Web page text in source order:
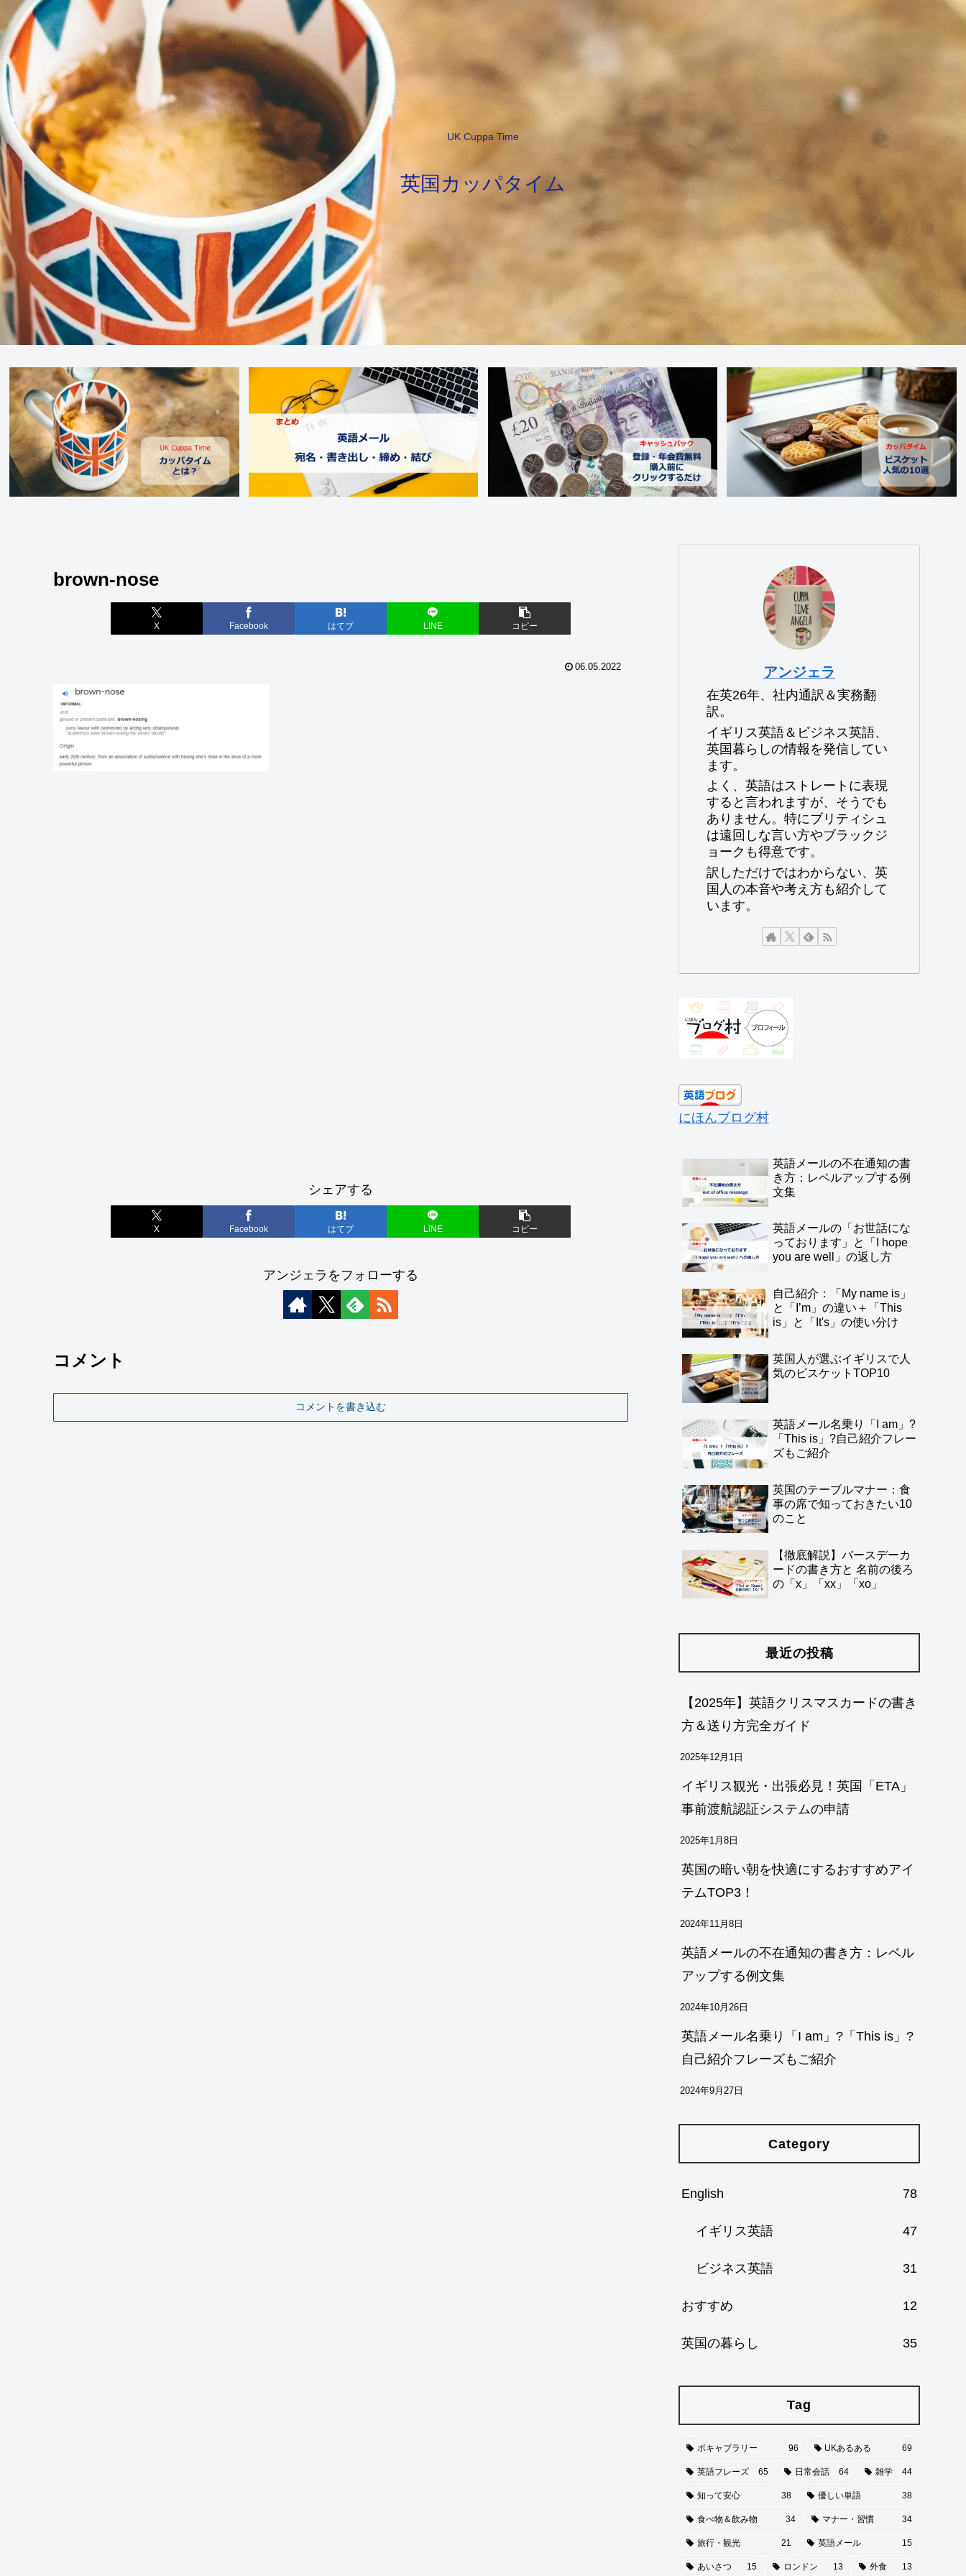
UK Cuppa Time
英国カッパタイム
brown-nose
X Facebook はてブ LINE コピー
06.05.2022
シェアする
X Facebook はてブ LINE コピー
アンジェラをフォローする
コメント
コメントを書き込む
アンジェラ
在英26年、社内通訳＆実務翻
訳。
イギリス英語＆ビジネス英語、
英国暮らしの情報を発信してい
ます。
よく、英語はストレートに表現
すると言われますが、そうでも
ありません。特にブリティシュ
は遠回しな言い方やブラックジ
ョークも得意です。
訳しただけではわからない、英
国人の本音や考え方も紹介して
います。
にほんブログ村
英語メールの不在通知の書
き方：レベルアップする例
文集
英語メールの「お世話にな
っております」と「I hope
you are well」の返し方
自己紹介：「My name is」
と「I’m」の違い＋「This
is」と「It's」の使い分け
英国人が選ぶイギリスで人
気のビスケットTOP10
英語メール名乗り「I am」?
「This is」?自己紹介フレー
ズもご紹介
英国のテーブルマナー：食
事の席で知っておきたい10
のこと
【徹底解説】バースデーカ
ードの書き方と 名前の後ろ
の「x」「xx」「xo」
最近の投稿
【2025年】英語クリスマスカードの書き
方＆送り方完全ガイド
2025年12月1日
イギリス観光・出張必見！英国「ETA」
事前渡航認証システムの申請
2025年1月8日
英国の暗い朝を快適にするおすすめアイ
テムTOP3！
2024年11月8日
英語メールの不在通知の書き方：レベル
アップする例文集
2024年10月26日
英語メール名乗り「I am」?「This is」?
自己紹介フレーズもご紹介
2024年9月27日
Category
English 78
イギリス英語 47
ビジネス英語 31
おすすめ 12
英国の暮らし 35
Tag
ボキャブラリー 96 UKあるある 69
英語フレーズ 65 日常会話 64 雑学 44
知って安心 38 優しい単語 38
食べ物＆飲み物 34 マナー・習慣 34
旅行・観光 21 英語メール 15
あいさつ 15 ロンドン 13 外食 13